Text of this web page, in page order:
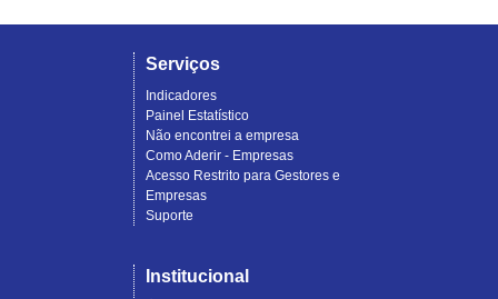
Serviços
Indicadores
Painel Estatístico
Não encontrei a empresa
Como Aderir - Empresas
Acesso Restrito para Gestores e
Empresas
Suporte
Institucional